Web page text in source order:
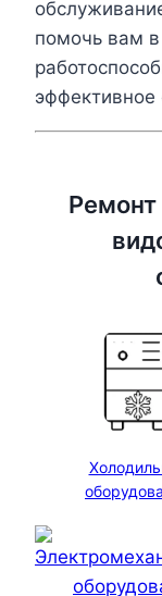
помочь вам в
эффективное
Ремонт